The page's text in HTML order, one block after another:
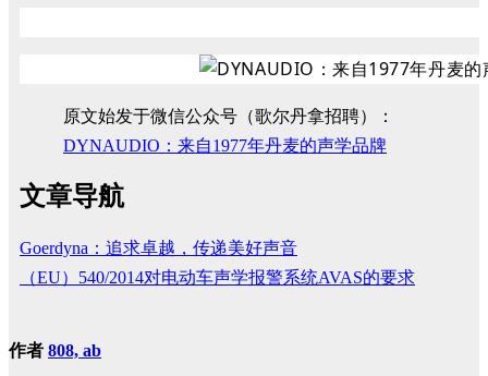
原文始发于微信公众号（歌尔丹拿招聘）：
DYNAUDIO：来自1977年丹麦的声学品牌
文章导航
Goerdyna：追求卓越，传递美好声音
（EU）540/2014对电动车声学报警系统AVAS的要求
作者 808, ab